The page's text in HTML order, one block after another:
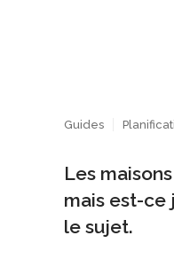
Guides
Les
mais est-ce
le sujet.